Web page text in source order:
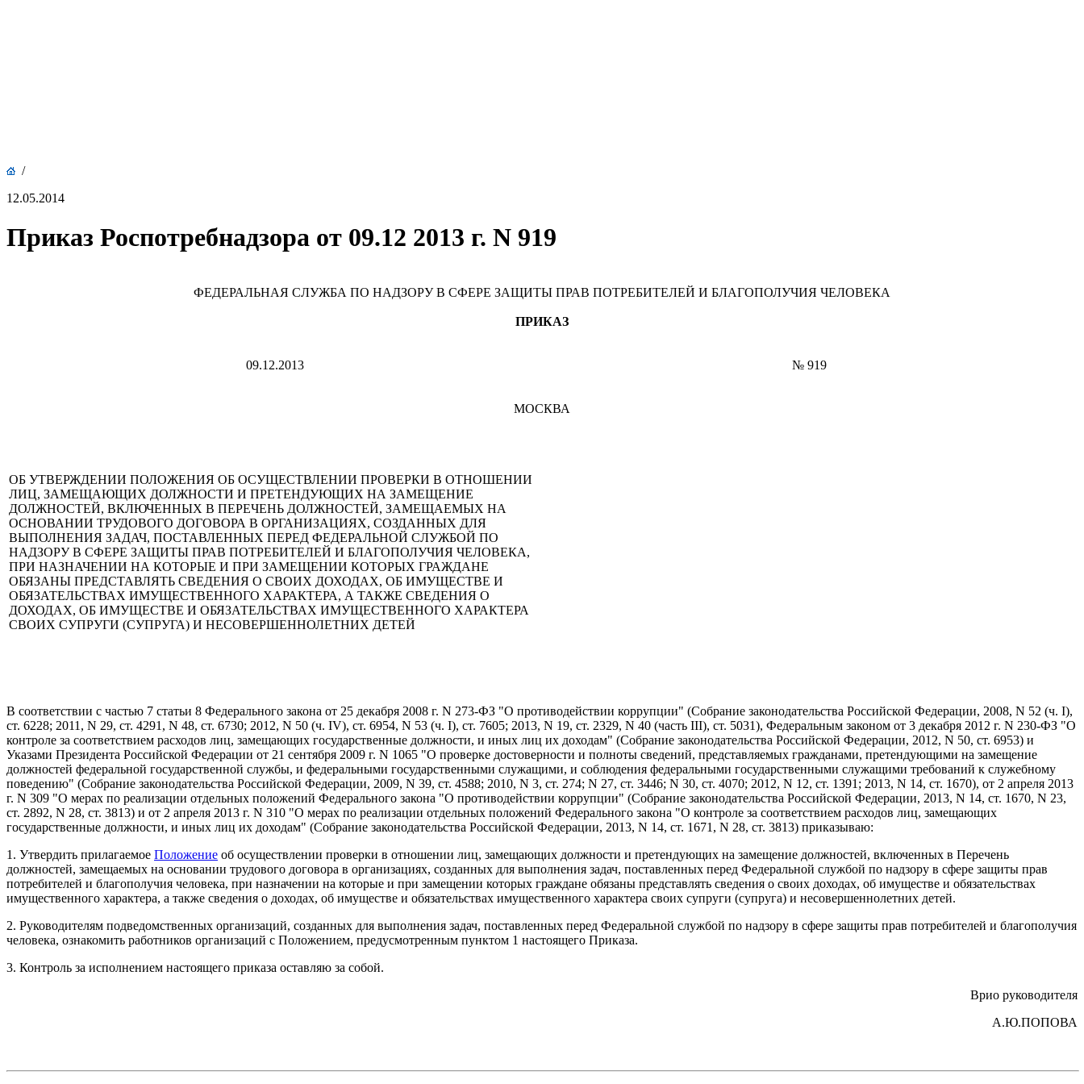
/
12.05.2014
Приказ Роспотребнадзора от 09.12 2013 г. N 919
ФЕДЕРАЛЬНАЯ СЛУЖБА ПО НАДЗОРУ В СФЕРЕ ЗАЩИТЫ ПРАВ ПОТРЕБИТЕЛЕЙ И БЛАГОПОЛУЧИЯ ЧЕЛОВЕКА
ПРИКАЗ
09.12.2013 № 919
МОСКВА
ОБ УТВЕРЖДЕНИИ ПОЛОЖЕНИЯ ОБ ОСУЩЕСТВЛЕНИИ ПРОВЕРКИ В ОТНОШЕНИИ
ЛИЦ, ЗАМЕЩАЮЩИХ ДОЛЖНОСТИ И ПРЕТЕНДУЮЩИХ НА ЗАМЕЩЕНИЕ
ДОЛЖНОСТЕЙ, ВКЛЮЧЕННЫХ В ПЕРЕЧЕНЬ ДОЛЖНОСТЕЙ, ЗАМЕЩАЕМЫХ НА
ОСНОВАНИИ ТРУДОВОГО ДОГОВОРА В ОРГАНИЗАЦИЯХ, СОЗДАННЫХ ДЛЯ
ВЫПОЛНЕНИЯ ЗАДАЧ, ПОСТАВЛЕННЫХ ПЕРЕД ФЕДЕРАЛЬНОЙ СЛУЖБОЙ ПО
НАДЗОРУ В СФЕРЕ ЗАЩИТЫ ПРАВ ПОТРЕБИТЕЛЕЙ И БЛАГОПОЛУЧИЯ ЧЕЛОВЕКА,
ПРИ НАЗНАЧЕНИИ НА КОТОРЫЕ И ПРИ ЗАМЕЩЕНИИ КОТОРЫХ ГРАЖДАНЕ
ОБЯЗАНЫ ПРЕДСТАВЛЯТЬ СВЕДЕНИЯ О СВОИХ ДОХОДАХ, ОБ ИМУЩЕСТВЕ И
ОБЯЗАТЕЛЬСТВАХ ИМУЩЕСТВЕННОГО ХАРАКТЕРА, А ТАКЖЕ СВЕДЕНИЯ О
ДОХОДАХ, ОБ ИМУЩЕСТВЕ И ОБЯЗАТЕЛЬСТВАХ ИМУЩЕСТВЕННОГО ХАРАКТЕРА
СВОИХ СУПРУГИ (СУПРУГА) И НЕСОВЕРШЕННОЛЕТНИХ ДЕТЕЙ
В соответствии с частью 7 статьи 8 Федерального закона от 25 декабря 2008 г. N 273-ФЗ "О противодействии коррупции" (Собрание законодательства Российской Федерации, 2008, N 52 (ч. I),
ст. 6228; 2011, N 29, ст. 4291, N 48, ст. 6730; 2012, N 50 (ч. IV), ст. 6954, N 53 (ч. I), ст. 7605; 2013, N 19, ст. 2329, N 40 (часть III), ст. 5031), Федеральным законом от 3 декабря 2012 г. N 230-ФЗ "О
контроле за соответствием расходов лиц, замещающих государственные должности, и иных лиц их доходам" (Собрание законодательства Российской Федерации, 2012, N 50, ст. 6953) и
Указами Президента Российской Федерации от 21 сентября 2009 г. N 1065 "О проверке достоверности и полноты сведений, представляемых гражданами, претендующими на замещение
должностей федеральной государственной службы, и федеральными государственными служащими, и соблюдения федеральными государственными служащими требований к служебному
поведению" (Собрание законодательства Российской Федерации, 2009, N 39, ст. 4588; 2010, N 3, ст. 274; N 27, ст. 3446; N 30, ст. 4070; 2012, N 12, ст. 1391; 2013, N 14, ст. 1670), от 2 апреля 2013
г. N 309 "О мерах по реализации отдельных положений Федерального закона "О противодействии коррупции" (Собрание законодательства Российской Федерации, 2013, N 14, ст. 1670, N 23,
ст. 2892, N 28, ст. 3813) и от 2 апреля 2013 г. N 310 "О мерах по реализации отдельных положений Федерального закона "О контроле за соответствием расходов лиц, замещающих
государственные должности, и иных лиц их доходам" (Собрание законодательства Российской Федерации, 2013, N 14, ст. 1671, N 28, ст. 3813) приказываю:
1. Утвердить прилагаемое Положение об осуществлении проверки в отношении лиц, замещающих должности и претендующих на замещение должностей, включенных в Перечень
должностей, замещаемых на основании трудового договора в организациях, созданных для выполнения задач, поставленных перед Федеральной службой по надзору в сфере защиты прав
потребителей и благополучия человека, при назначении на которые и при замещении которых граждане обязаны представлять сведения о своих доходах, об имуществе и обязательствах
имущественного характера, а также сведения о доходах, об имуществе и обязательствах имущественного характера своих супруги (супруга) и несовершеннолетних детей.
2. Руководителям подведомственных организаций, созданных для выполнения задач, поставленных перед Федеральной службой по надзору в сфере защиты прав потребителей и благополучия
человека, ознакомить работников организаций с Положением, предусмотренным пунктом 1 настоящего Приказа.
3. Контроль за исполнением настоящего приказа оставляю за собой.
Врио руководителя
А.Ю.ПОПОВА